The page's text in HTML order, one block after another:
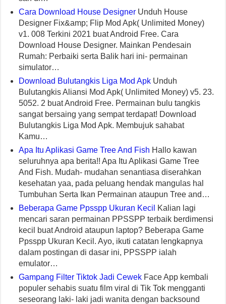
Cara Download House Designer Unduh House
Designer Fix&amp; Flip Mod Apk( Unlimited Money)
v1. 008 Terkini 2021 buat Android Free. Cara
Download House Designer. Mainkan Pendesain
Rumah: Perbaiki serta Balik hari ini- permainan
simulator…
Download Bulutangkis Liga Mod Apk Unduh
Bulutangkis Aliansi Mod Apk( Unlimited Money) v5. 23.
5052. 2 buat Android Free. Permainan bulu tangkis
sangat bersaing yang sempat terdapat! Download
Bulutangkis Liga Mod Apk. Membujuk sahabat
Kamu…
Apa Itu Aplikasi Game Tree And Fish Hallo kawan
seluruhnya apa berita!! Apa Itu Aplikasi Game Tree
And Fish. Mudah- mudahan senantiasa diserahkan
kesehatan yaa, pada peluang hendak mangulas hal
Tumbuhan Serta Ikan Permainan ataupun Tree and…
Beberapa Game Ppsspp Ukuran Kecil
Kalian lagi
mencari saran permainan PPSSPP terbaik berdimensi
kecil buat Android ataupun laptop? Beberapa Game
Ppsspp Ukuran Kecil. Ayo, ikuti catatan lengkapnya
dalam postingan di dasar ini, PPSSPP ialah
emulator…
Gampang Filter Tiktok Jadi Cewek Face App kembali
populer sehabis suatu film viral di Tik Tok mengganti
seseorang laki- laki jadi wanita dengan backsound